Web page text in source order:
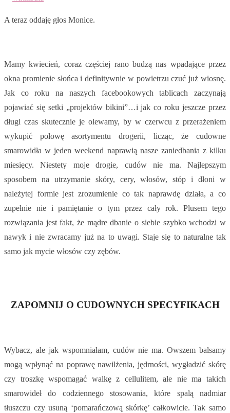
A teraz oddaję głos Monice.
Mamy kwiecień, coraz częściej rano budzą nas wpadające przez
okna promienie słońca i definitywnie w powietrzu czuć już wiosnę.
Jak co roku na naszych facebookowych tablicach zaczynają
pojawiać się setki „projektów bikini”…i jak co roku jeszcze przez
długi czas skutecznie je olewamy, by w czerwcu z przerażeniem
wykupić połowę asortymentu drogerii, licząc, że cudowne
smarowidła w jeden weekend naprawią nasze zaniedbania z kilku
miesięcy. Niestety moje drogie, cudów nie ma. Najlepszym
sposobem na utrzymanie skóry, cery, włosów, stóp i dłoni w
należytej formie jest zrozumienie co tak naprawdę działa, a co
zupełnie nie i pamiętanie o tym przez cały rok. Plusem tego
rozwiązania jest fakt, że mądre dbanie o siebie szybko wchodzi w
nawyk i nie zwracamy już na to uwagi. Staje się to naturalne tak
samo jak mycie włosów czy zębów.
ZAPOMNIJ O CUDOWNYCH SPECYFIKACH
Wybacz, ale jak wspomniałam, cudów nie ma. Owszem balsamy
mogą wpłynąć na poprawę nawilżenia, jędrności, wygładzić skórę
czy troszkę wspomagać walkę z cellulitem, ale nie ma takich
smarowideł do codziennego stosowania, które spalą nadmiar
tłuszczu czy usuną ‘pomarańczową skórkę’ całkowicie. Tak samo